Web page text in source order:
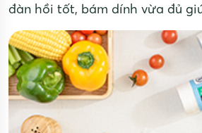
đàn hồi tốt, bám dính vừa đủ
gói thực phẩm trở nên nhanh